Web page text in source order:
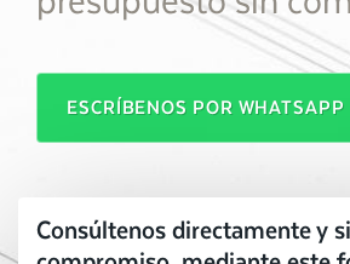
ESCRÍBENOS POR WHATSAPP
Consúltenos directamente y